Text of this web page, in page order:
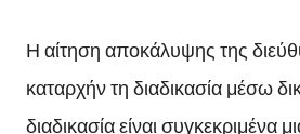
Η αίτηση αποκάλυψης της
καταρχήν τη διαδικασία μέσω
διαδικασία είναι συγκεκριμένα